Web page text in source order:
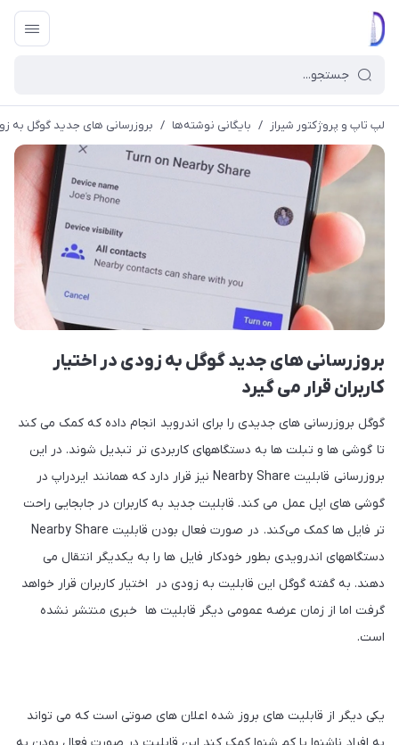
لپ تاپ و پروژکتور شیراز / بایگانی نوشته‌ها / بروزرسانی های جدید گوگل به
بروزرسانی های جدید گوگل به زودی در اختیار
کاربران قرار می گیرد
گوگل بروزرسانی های جدیدی را برای اندروید انجام داده که کمک می کند
تا گوشی ها و تبلت ها به دستگاههای کاربردی تر تبدیل شوند. در این
بروزرسانی قابلیت Nearby Share نیز قرار دارد که همانند ایردراپ در
گوشی های اپل عمل می کند. قابلیت جدید به کاربران در جابجایی راحت
تر فایل ها کمک می‌کند. در صورت فعال بودن قابلیت Nearby Share
دستگاههای اندرویدی بطور خودکار فایل ها را به یکدیگر انتقال می
دهند. به گفته گوگل این قابلیت به زودی در اختیار کاربران قرار خواهد
گرفت اما از زمان عرضه عمومی دیگر قابلیت ها خبری منتشر نشده
است.
یکی دیگر از قابلیت های بروز شده اعلان های صوتی است که می تواند